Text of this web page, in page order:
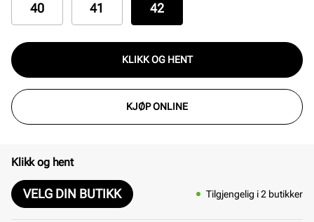
40 41 42
KLIKK OG HENT
KJØP ONLINE
Klikk og hent
VELG DIN BUTIKK Tilgjengelig i 2 butikker